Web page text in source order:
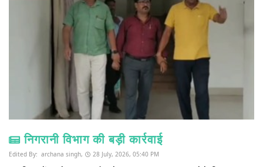
निगरानी विभाग की बड़ी कार्रवाई
Edited By: archana singh, 28 July, 2026, 05:40 PM